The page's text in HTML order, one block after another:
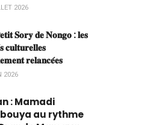
2026
𝐒𝐨𝐫𝐲 𝐝𝐞 𝐍𝐨𝐧𝐠𝐨 : 𝐥𝐞𝐬
𝐜𝐮𝐥𝐭𝐮𝐫𝐞𝐥𝐥𝐞𝐬
𝐫𝐞𝐥𝐚𝐧𝐜𝐞́𝐞𝐬
2026
: Mamadi
au rythme